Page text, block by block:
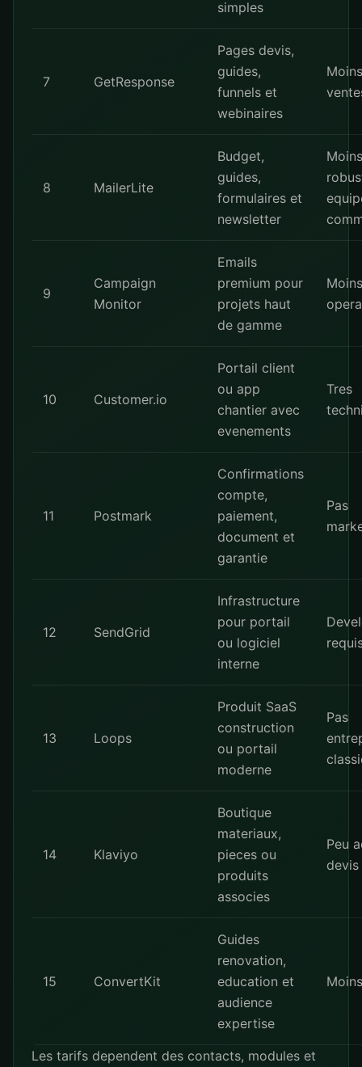
simples
7 GetResponse
Pages devis,
guides,
funnels et
webinaires
8 MailerLite
Budget,
guides,
formulaires et
newsletter
Moins
9
Campaign
Monitor
Emails
premium pour
projets haut
de gamme
Moins
10 Customer.io
Portail client
ou app
chantier avec
evenements
Tres
11 Postmark
Confirmations
compte,
paiement,
document et
garantie
Pas
12 SendGrid
Infrastructure
pour portail
ou logiciel
interne
13 Loops
Produit SaaS
construction
ou portail
moderne
Pas
14 Klaviyo
Boutique
materiaux,
pieces ou
produits
associes
Peu
devis
15 ConvertKit
Guides
renovation,
education et
audience
expertise
Les tarifs dependent des contacts, modules et